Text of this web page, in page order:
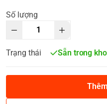
Số lượng
Trạng thái Sẵn trong kho